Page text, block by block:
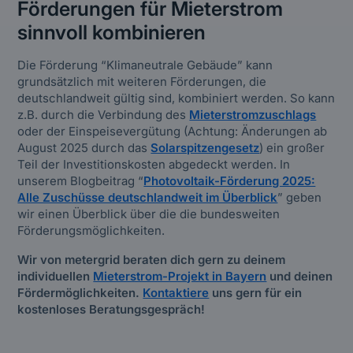
Förderungen für Mieterstrom
sinnvoll kombinieren
Die Förderung “Klimaneutrale Gebäude” kann
grundsätzlich mit weiteren Förderungen, die
deutschlandweit gültig sind, kombiniert werden. So kann
z.B. durch die Verbindung des Mieterstromzuschlags
oder der Einspeisevergütung (Achtung: Änderungen ab
August 2025 durch das Solarspitzengesetz) ein großer
Teil der Investitionskosten abgedeckt werden. In
unserem Blogbeitrag “Photovoltaik-Förderung 2025:
Alle Zuschüsse deutschlandweit im Überblick” geben
wir einen Überblick über die die bundesweiten
Förderungsmöglichkeiten.
Wir von metergrid beraten dich gern zu deinem
individuellen Mieterstrom-Projekt in Bayern und deinen
Fördermöglichkeiten. Kontaktiere uns gern für ein
kostenloses Beratungsgespräch!